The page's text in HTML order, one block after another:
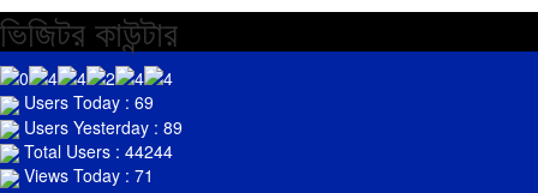
ভিজিটর কাউন্টার
Users Today : 69
Users Yesterday : 89
Total Users : 44244
Views Today : 71